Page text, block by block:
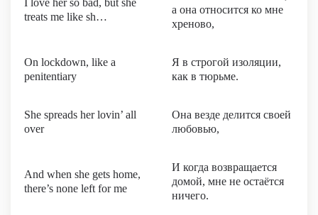
I love her so bad, but she
treats me like sh…
а она относится ко мне
хреново,
On lockdown, like a
penitentiary
Я в строгой изоляции,
как в тюрьме.
She spreads her lovin’ all
over
Она везде делится своей
любовью,
And when she gets home,
there’s none left for me
И когда возвращается
домой, мне не остаётся
ничего.